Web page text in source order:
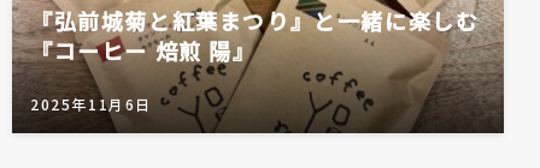
『弘前城菊と紅葉まつり』と一緒に楽しむ
『コーヒー 焙煎 陽』
2025年11月6日